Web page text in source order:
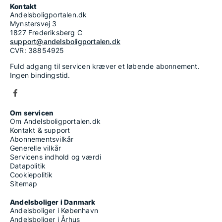
Kontakt
Andelsboligportalen.dk
Mynstersvej 3
1827 Frederiksberg C
support@andelsboligportalen.dk
CVR: 38854925
Fuld adgang til servicen kræver et løbende abonnement.
Ingen bindingstid.
Om servicen
Om Andelsboligportalen.dk
Kontakt & support
Abonnementsvilkår
Generelle vilkår
Servicens indhold og værdi
Datapolitik
Cookiepolitik
Sitemap
Andelsboliger i Danmark
Andelsboliger i København
Andelsboliger i Århus